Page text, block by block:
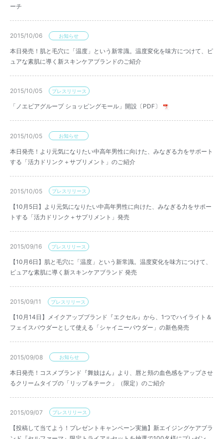
ーチ
2015/10/06 お知らせ
本日発売！肌と毛穴に「温度」という新常識。温度変化を味方につけて、ピ
ュアな素肌に導く新スキンケアブランドのご紹介
2015/10/05 プレスリリース
「ノエビアグループ ショッピングモール」開設〔PDF〕
2015/10/05 お知らせ
本日発売！より元気になりたい中高年男性に向けた、みなぎる力をサポート
する「活力ドリンク＋サプリメント」のご紹介
2015/10/05 プレスリリース
【10月5日】より元気になりたい中高年男性に向けた、みなぎる力をサポー
トする「活力ドリンク＋サプリメント」発売
2015/09/16 プレスリリース
【10月6日】肌と毛穴に「温度」という新常識。温度変化を味方につけて、
ピュアな素肌に導く新スキンケアブランド 発売
2015/09/11 プレスリリース
【10月14日】メイクアップブランド『エクセル』から、1つでハイライト＆
フェイスパウダーとして使える「シャイニーパウダー」の新色発売
2015/09/08 お知らせ
本日発売！コスメブランド『舞妓はん』より、唇と頬の血色感をアップさせ
るクリームタイプの「リップ＆チーク」（限定）のご紹介
2015/09/07 プレスリリース
【投稿して当てよう！プレゼントキャンペーン実施】新エイジングケアブラ